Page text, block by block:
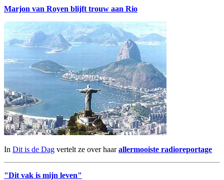
Marjon van Royen blijft trouw aan Rio
In Dit is de Dag vertelt ze over haarallermooiste radioreportage
"Dit vak is mijn leven"